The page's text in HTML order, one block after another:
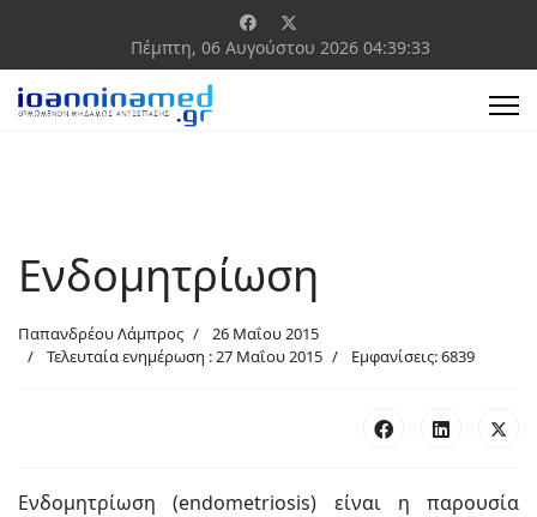
Πέμπτη, 06 Αυγούστου 2026 04:39:34
Ενδομητρίωση
Παπανδρέου Λάμπρος
26 Μαΐου 2015
Τελευταία ενημέρωση : 27 Μαΐου 2015
Εμφανίσεις: 6839
Ενδομητρίωση (endometriosis) είναι η παρουσία